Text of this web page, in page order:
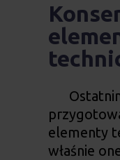
elementy
właśnie